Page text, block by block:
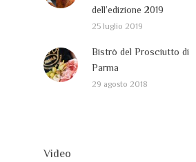
dell’edizione 2019
25 luglio 2019
Bistrò del Prosciutto di
Parma
29 agosto 2018
Video